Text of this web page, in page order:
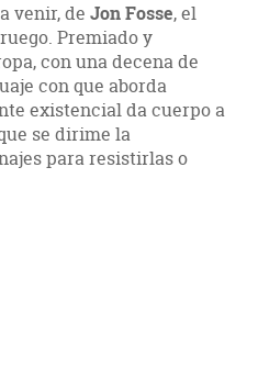
venir, de Jon Fosse, el
Premiado y
con una decena de
con que aborda
existencial da cuerpo a
se dirime la
para resistirlas o